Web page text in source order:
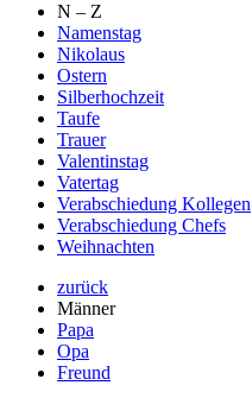
N – Z
Namenstag
Nikolaus
Ostern
Silberhochzeit
Taufe
Trauer
Valentinstag
Vatertag
Verabschiedung Kollegen
Verabschiedung Chefs
Weihnachten
zurück
Männer
Papa
Opa
Freund